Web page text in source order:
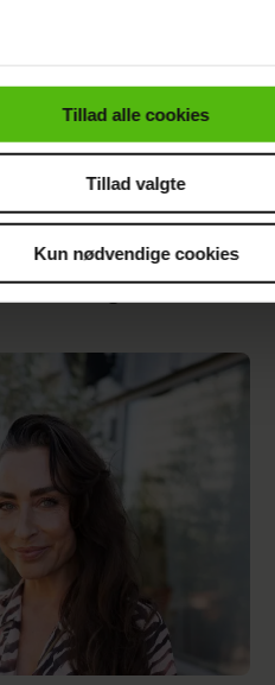
cookiepolitik.
Tillad alle cookies
Tillad valgte
Kun nødvendige cookies